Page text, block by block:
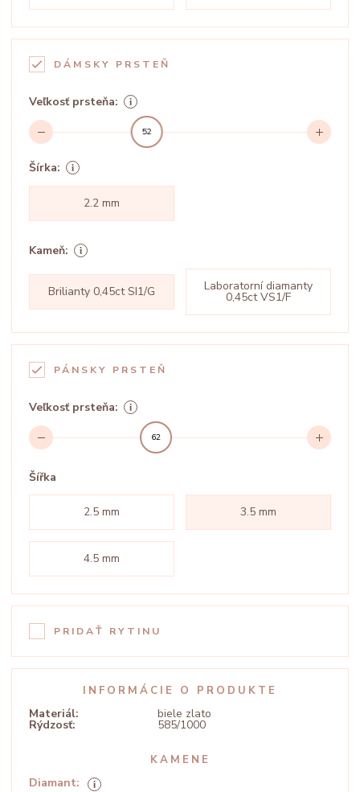
DÁMSKY PRSTEŇ
Veľkosť prsteňa:
52
Šírka:
2.2 mm
Kameň:
Brilianty 0,45ct SI1/G Laboratorní diamanty
0,45ct VS1/F
PÁNSKY PRSTEŇ
Veľkosť prsteňa:
62
Šířka
2.5 mm 3.5 mm
4.5 mm
PRIDAŤ RYTINU
INFORMÁCIE O PRODUKTE
Materiál: biele zlato
Rýdzosť: 585/1000
KAMENE
Diamant: